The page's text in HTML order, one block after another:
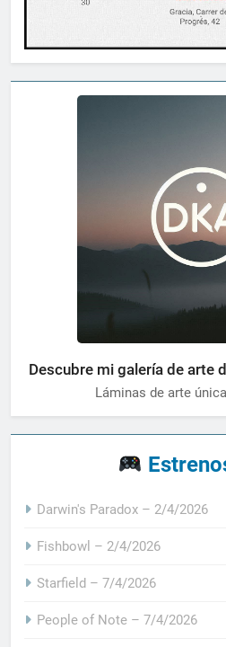
Descubre mi galería de arte
Láminas de arte
Darwin's Paradox – 2/4/2026
Fishbowl – 2/4/2026
Starfield – 7/4/2026
People of Note – 7/4/2026